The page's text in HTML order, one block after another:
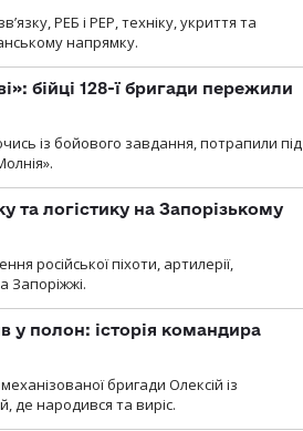
РЕБ і РЕР, техніку, укриття та
напрямку.
бійці 128-ї бригади пережили
із бойового завдання, потрапили під
та логістику на Запорізькому
російської піхоти, артилерії,
Запоріжжі.
у полон: історія командира
бригади Олексій із
де народився та виріс.